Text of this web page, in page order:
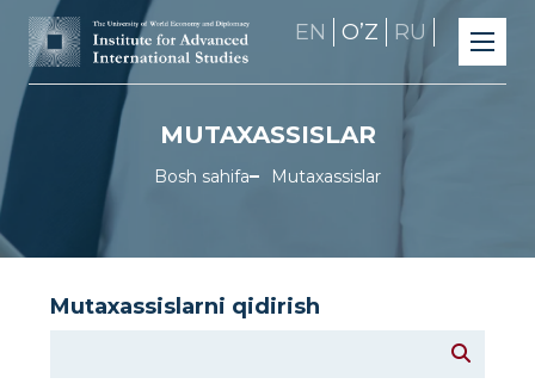
EN OʼZ RU
MUTAXASSISLAR
Bosh sahifa Mutaxassislar
Mutaxassislarni qidirish